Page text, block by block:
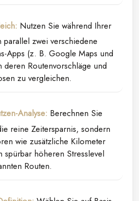
Nutzen Sie während Ihrer
parallel zwei verschiedene
Apps (z. B. Google Maps und
deren Routenvorschläge und
zu vergleichen.
Analyse: Berechnen Sie
reine Zeitersparnis, sondern
wie zusätzliche Kilometer
spürbar höheren Stresslevel
Routen.